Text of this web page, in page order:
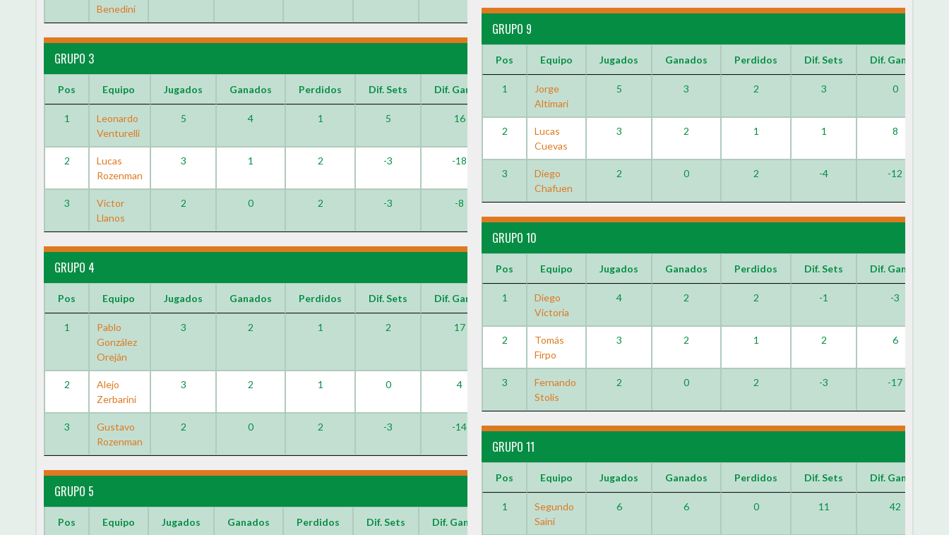
Benedini
GRUPO 3
Pos Equipo Jugados Ganados Perdidos Dif. Sets Dif. Games
1
Leonardo
Venturelli
5 4 1 5 16
2
Lucas
Rozenman
3 1 2 -3 -18
3
Victor
Llanos
2 0 2 -3 -8
GRUPO 4
Pos Equipo Jugados Ganados Perdidos Dif. Sets Dif. Games
1
Pablo
González
Oreján
3 2 1 2 17
2
Alejo
Zerbarini
3 2 1 0 4
3
Gustavo
Rozenman
2 0 2 -3 -14
GRUPO 5
Pos Equipo Jugados Ganados Perdidos Dif. Sets Dif. Games
GRUPO 9
Pos Equipo Jugados Ganados Perdidos Dif. Sets Dif. Games
1
Jorge
Altimari
5 3 2 3 0
2
Lucas
Cuevas
3 2 1 1 8
3
Diego
Chafuen
2 0 2 -4 -12
GRUPO 10
Pos Equipo Jugados Ganados Perdidos Dif. Sets Dif. Games
1
Diego
Victoria
4 2 2 -1 -3
2
Tomás
Firpo
3 2 1 2 6
3
Fernando
Stolis
2 0 2 -3 -17
GRUPO 11
Pos Equipo Jugados Ganados Perdidos Dif. Sets Dif. Games
1
Segundo
Saini
6 6 0 11 42